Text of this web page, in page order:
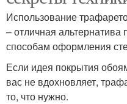
Использование
– отличная
способам оформления
Если идея покрытия
вас не вдохновляет,
то, что нужно.